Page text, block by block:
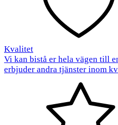
Kvalitet
Vi kan bistå er hela vägen till
erbjuder andra tjänster inom